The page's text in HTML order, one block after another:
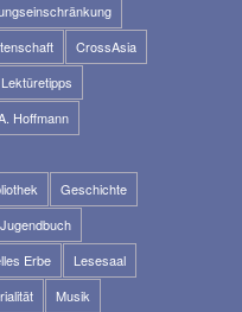
CrossAsia
Hoffmann
Geschichte
Jugendbuch
Erbe
Lesesaal
Musik